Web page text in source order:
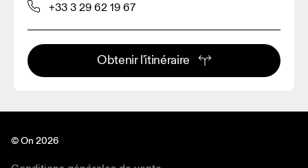
+33 3 29 62 19 67
Obtenir l'itinéraire
© On 2026